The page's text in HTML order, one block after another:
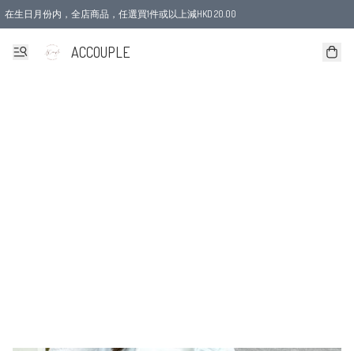
在生日月份内，全店商品，任選買1件或以上減HKD 20.00
ACCOUPLE